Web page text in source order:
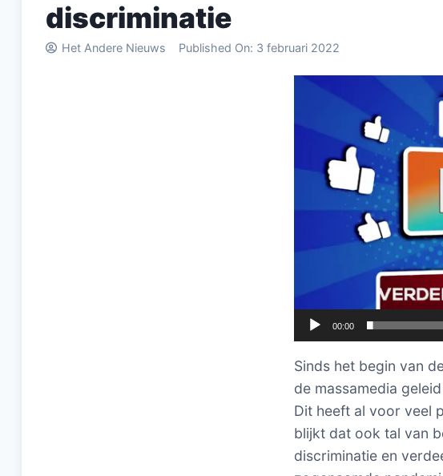
discriminatie
Het Andere Nieuws Published On: 3 februari 2022
Videospeler
00:00
Sinds het begin van
de massamedia
Dit heeft al voor veel
blijkt dat ook tal van
discriminatie en